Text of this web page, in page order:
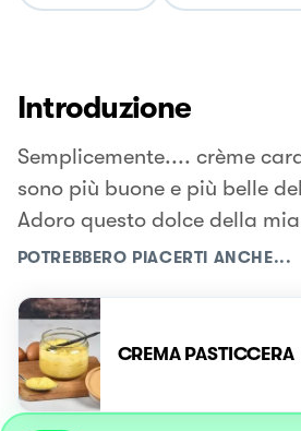
Introduzione
Semplicemente.... crème
sono più buone e più belle
Adoro questo dolce della
POTREBBERO PIACERTI ANCHE...
CREMA PASTICCERA